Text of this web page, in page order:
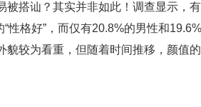
被搭讪？其实并非如此！调查显示，
性格好”，而仅有20.8%的男性和
貌较为看重，但随着时间推移，颜值